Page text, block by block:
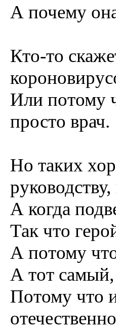
А почему
Кто-то
Или потому
просто врач.
Но таких
А когда
Так что
А потому
А тот
Потому что